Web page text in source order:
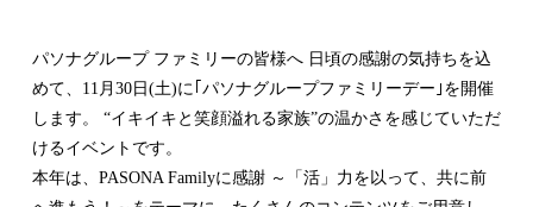
パソナグループ ファミリーの皆様へ 日頃の感謝の気持ちを込
めて、11月30日(土)に｢パソナグループファミリーデー｣を開催
します。 “イキイキと笑顔溢れる家族”の温かさを感じていただ
けるイベントです。
本年は、PASONA Familyに感謝 ～「活」力を以って、共に前